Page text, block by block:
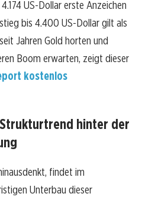
US-Dollar erste Anzeichen
bis 4.400 US-Dollar gilt als
Jahren Gold horten und
Boom erwarten, zeigt dieser
kostenlos
hinter der
findet im
Unterbau dieser